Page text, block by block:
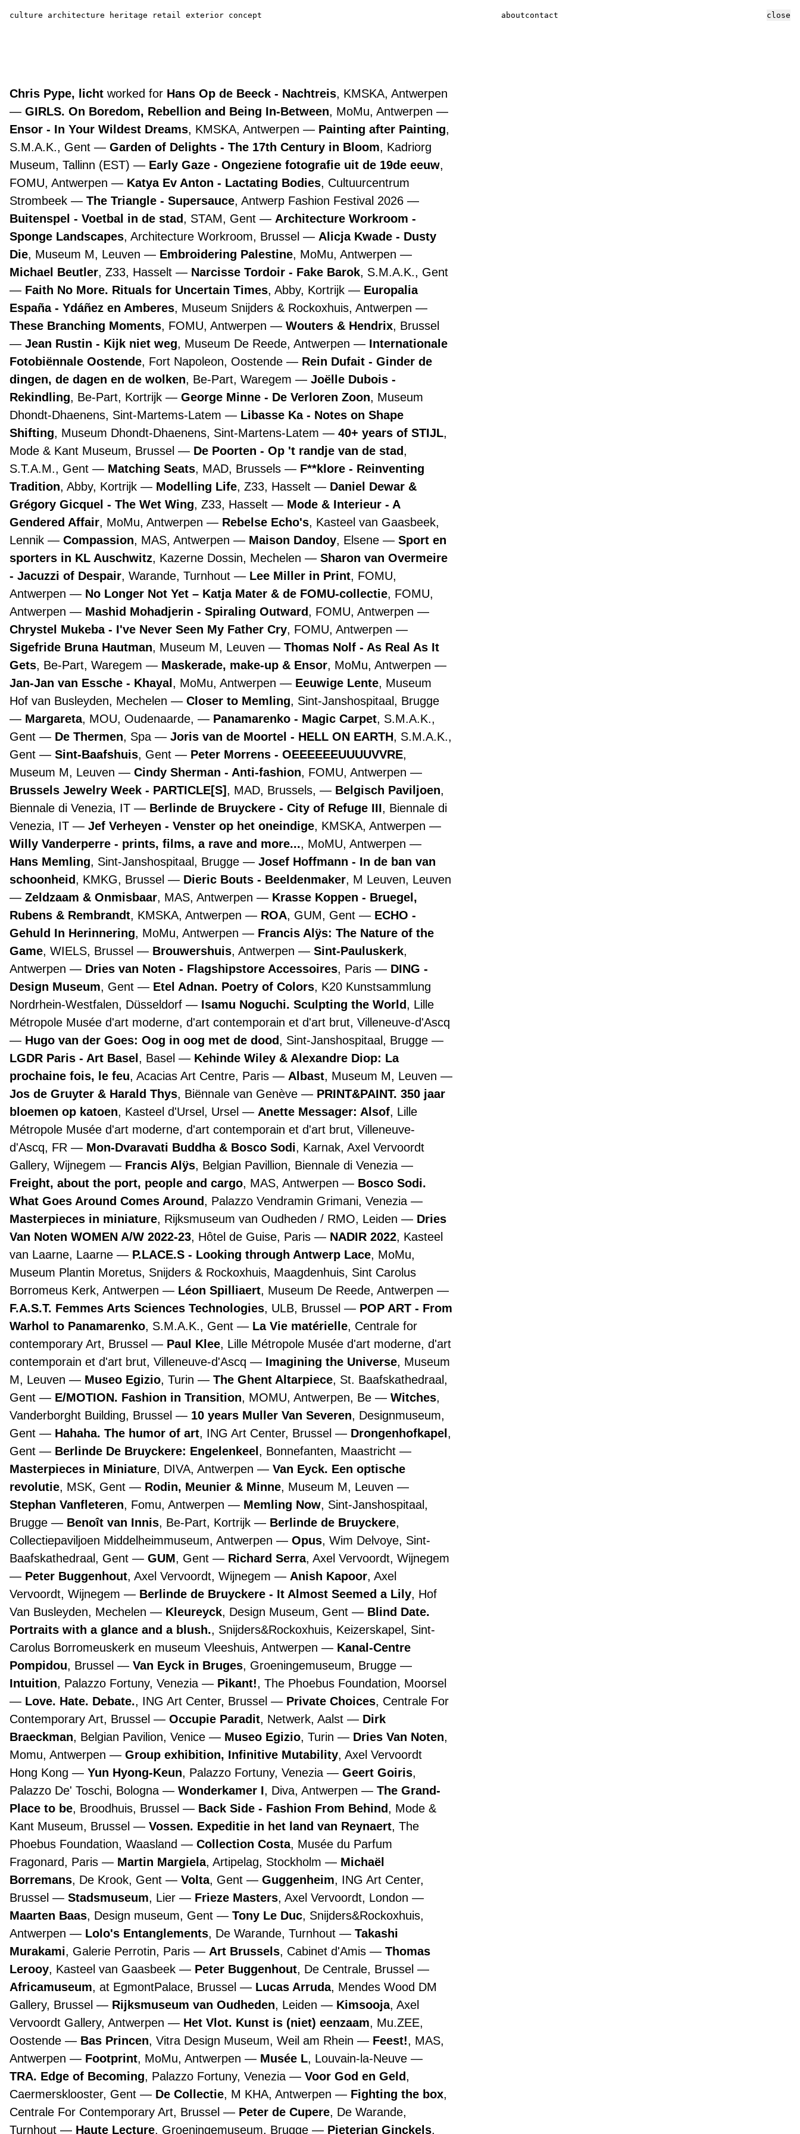
culture architecture heritage retail exterior concept aboutcontact
Chris Pype, licht worked for Hans Op de Beeck - Nachtreis, KMSKA, Antwerpen
GIRLS. On Boredom, Rebellion and Being In-Between, MoMu, Antwerpen
Ensor - In Your Wildest Dreams, KMSKA, Antwerpen Painting after Painting,
S.M.A.K., Gent
Garden of Delights - The 17th Century in Bloom, Kadriorg
Museum, Tallinn (EST)
Early Gaze - Ongeziene fotografie uit de 19de eeuw,
FOMU, Antwerpen
Katya Ev Anton - Lactating Bodies, Cultuurcentrum
Strombeek
The Triangle - Supersauce, Antwerp Fashion Festival 2026
Buitenspel - Voetbal in de stad, STAM, Gent
Architecture Workroom -
Sponge Landscapes, Architecture Workroom, Brussel
Alicja Kwade - Dusty
Die, Museum M, Leuven Embroidering Palestine, MoMu, Antwerpen
Michael Beutler, Z33, Hasselt Narcisse Tordoir - Fake Barok, S.M.A.K., Gent
Faith No More. Rituals for Uncertain Times, Abby, Kortrijk
Europalia
España - Ydáñez en Amberes, Museum Snijders & Rockoxhuis, Antwerpen
These Branching Moments, FOMU, Antwerpen Wouters & Hendrix, Brussel
Jean Rustin - Kijk niet weg, Museum De Reede, Antwerpen
Internationale
Fotobiënnale Oostende, Fort Napoleon, Oostende
Rein Dufait - Ginder de
dingen, de dagen en de wolken, Be-Part, Waregem
Joëlle Dubois -
Rekindling, Be-Part, Kortrijk George Minne - De Verloren Zoon, Museum
Dhondt-Dhaenens, Sint-Martems-Latem
Libasse Ka - Notes on Shape
Shifting, Museum Dhondt-Dhaenens, Sint-Martens-Latem 40+ years of STIJL,
Mode & Kant Museum, Brussel
De Poorten - Op 't randje van de stad,
S.T.A.M., Gent
Matching Seats, MAD, Brussels
F**klore - Reinventing
Tradition, Abby, Kortrijk Modelling Life, Z33, Hasselt
Daniel Dewar &
Grégory Gicquel - The Wet Wing, Z33, Hasselt
Mode & Interieur - A
Gendered Affair, MoMu, Antwerpen Rebelse Echo's, Kasteel van Gaasbeek,
Lennik
Compassion, MAS, Antwerpen Maison Dandoy, Elsene
Sport en
sporters in KL Auschwitz, Kazerne Dossin, Mechelen
Sharon van Overmeire
- Jacuzzi of Despair, Warande, Turnhout Lee Miller in Print, FOMU,
Antwerpen
No Longer Not Yet – Katja Mater & de FOMU-collectie, FOMU,
Antwerpen
Mashid Mohadjerin - Spiraling Outward, FOMU, Antwerpen
Chrystel Mukeba - I've Never Seen My Father Cry, FOMU, Antwerpen
Sigefride Bruna Hautman, Museum M, Leuven
Thomas Nolf - As Real As It
Gets, Be-Part, Waregem Maskerade, make-up & Ensor, MoMu, Antwerpen
Jan-Jan van Essche - Khayal , MoMu, Antwerpen Eeuwige Lente, Museum
Hof van Busleyden, Mechelen
Closer to Memling, Sint-Janshospitaal, Brugge
Margareta, MOU, Oudenaarde, Panamarenko - Magic Carpet, S.M.A.K.,
Gent
De Thermen, Spa Joris van de Moortel - HELL ON EARTH, S.M.A.K.,
Gent
Sint-Baafshuis, Gent Peter Morrens - OEEEEEEUUUUVVRE,
Museum M, Leuven
Cindy Sherman - Anti-fashion, FOMU, Antwerpen
Brussels Jewelry Week - PARTICLE[S] , MAD, Brussels, Belgisch Paviljoen,
Biennale di Venezia, IT
Berlinde de Bruyckere - City of Refuge III, Biennale di
Venezia, IT
Jef Verheyen - Venster op het oneindige, KMSKA, Antwerpen
Willy Vanderperre - prints, films, a rave and more..., MoMU, Antwerpen
Hans Memling, Sint-Janshospitaal, Brugge
Josef Hoffmann - In de ban van
schoonheid, KMKG, Brussel Dieric Bouts - Beeldenmaker, M Leuven, Leuven
Zeldzaam & Onmisbaar, MAS, Antwerpen
Krasse Koppen - Bruegel,
Rubens & Rembrandt, KMSKA, Antwerpen ROA, GUM, Gent
ECHO -
Gehuld In Herinnering, MoMu, Antwerpen
Francis Alÿs: The Nature of the
Game, WIELS, Brussel Brouwershuis, Antwerpen Sint-Pauluskerk,
Antwerpen
Dries van Noten - Flagshipstore Accessoires, Paris
DING -
Design Museum, Gent Etel Adnan. Poetry of Colors, K20 Kunstsammlung
Nordrhein-Westfalen, Düsseldorf
Isamu Noguchi. Sculpting the World, Lille
Métropole Musée d'art moderne, d'art contemporain et d'art brut, Villeneuve-d'Ascq
Hugo van der Goes: Oog in oog met de dood, Sint-Janshospitaal, Brugge
LGDR Paris - Art Basel , Basel
Kehinde Wiley & Alexandre Diop: La
prochaine fois, le feu, Acacias Art Centre, Paris Albast, Museum M, Leuven
Jos de Gruyter & Harald Thys, Biënnale van Genève
PRINT&PAINT. 350 jaar
bloemen op katoen, Kasteel d'Ursel, Ursel Anette Messager: Alsof, Lille
Métropole Musée d'art moderne, d'art contemporain et d'art brut, Villeneuve-
d'Ascq, FR
Mon-Dvaravati Buddha & Bosco Sodi, Karnak, Axel Vervoordt
Gallery, Wijnegem
Francis Alÿs, Belgian Pavillion, Biennale di Venezia
Freight, about the port, people and cargo, MAS, Antwerpen
Bosco Sodi.
What Goes Around Comes Around, Palazzo Vendramin Grimani, Venezia
Masterpieces in miniature, Rijksmuseum van Oudheden / RMO, Leiden
Dries
Van Noten WOMEN A/W 2022-23, Hôtel de Guise, Paris NADIR 2022, Kasteel
van Laarne, Laarne
P.LACE.S - Looking through Antwerp Lace, MoMu,
Museum Plantin Moretus, Snijders & Rockoxhuis, Maagdenhuis, Sint Carolus
Borromeus Kerk, Antwerpen
Léon Spilliaert, Museum De Reede, Antwerpen
F.A.S.T. Femmes Arts Sciences Technologies, ULB, Brussel
POP ART - From
Warhol to Panamarenko, S.M.A.K., Gent La Vie matérielle, Centrale for
contemporary Art, Brussel
Paul Klee, Lille Métropole Musée d'art moderne, d'art
contemporain et d'art brut, Villeneuve-d'Ascq
Imagining the Universe, Museum
M, Leuven
Museo Egizio, Turin The Ghent Altarpiece, St. Baafskathedraal,
Gent
E/MOTION. Fashion in Transition, MOMU, Antwerpen, Be Witches,
Vanderborght Building, Brussel
10 years Muller Van Severen, Designmuseum,
Gent
Hahaha. The humor of art, ING Art Center, Brussel Drongenhofkapel ,
Gent
Berlinde De Bruyckere: Engelenkeel , Bonnefanten, Maastricht
Masterpieces in Miniature, DIVA, Antwerpen
Van Eyck. Een optische
revolutie, MSK, Gent Rodin, Meunier & Minne, Museum M, Leuven
Stephan Vanfleteren, Fomu, Antwerpen Memling Now, Sint-Janshospitaal,
Brugge
Benoît van Innis, Be-Part, Kortrijk Berlinde de Bruyckere,
Collectiepaviljoen Middelheimmuseum, Antwerpen
Opus, Wim Delvoye, Sint-
Baafskathedraal, Gent
GUM, Gent Richard Serra, Axel Vervoordt, Wijnegem
Peter Buggenhout, Axel Vervoordt, Wijnegem Anish Kapoor, Axel
Vervoordt, Wijnegem
Berlinde de Bruyckere - It Almost Seemed a Lily, Hof
Van Busleyden, Mechelen
Kleureyck, Design Museum, Gent
Blind Date.
Portraits with a glance and a blush., Snijders&Rockoxhuis, Keizerskapel, Sint-
Carolus Borromeuskerk en museum Vleeshuis, Antwerpen
Kanal-Centre
Pompidou, Brussel Van Eyck in Bruges, Groeningemuseum, Brugge
Intuition, Palazzo Fortuny, Venezia Pikant!, The Phoebus Foundation, Moorsel
Love. Hate. Debate., ING Art Center, Brussel Private Choices, Centrale For
Contemporary Art, Brussel
Occupie Paradit, Netwerk, Aalst
Dirk
Braeckman, Belgian Pavilion, Venice Museo Egizio, Turin Dries Van Noten,
Momu, Antwerpen
Group exhibition, Infinitive Mutability, Axel Vervoordt
Hong Kong
Yun Hyong-Keun, Palazzo Fortuny, Venezia Geert Goiris,
Palazzo De' Toschi, Bologna
Wonderkamer I, Diva, Antwerpen
The Grand-
Place to be, Broodhuis, Brussel Back Side - Fashion From Behind, Mode &
Kant Museum, Brussel
Vossen. Expeditie in het land van Reynaert, The
Phoebus Foundation, Waasland
Collection Costa, Musée du Parfum
Fragonard, Paris
Martin Margiela, Artipelag, Stockholm
Michaël
Borremans, De Krook, Gent Volta, Gent Guggenheim, ING Art Center,
Brussel
Stadsmuseum, Lier Frieze Masters, Axel Vervoordt, London
Maarten Baas, Design museum, Gent Tony Le Duc, Snijders&Rockoxhuis,
Antwerpen
Lolo's Entanglements, De Warande, Turnhout
Takashi
Murakami, Galerie Perrotin, Paris Art Brussels, Cabinet d'Amis
Thomas
Lerooy, Kasteel van Gaasbeek Peter Buggenhout, De Centrale, Brussel
Africamuseum, at EgmontPalace, Brussel Lucas Arruda, Mendes Wood DM
Gallery, Brussel
Rijksmuseum van Oudheden, Leiden Kimsooja, Axel
Vervoordt Gallery, Antwerpen
Het Vlot. Kunst is (niet) eenzaam, Mu.ZEE,
Oostende
Bas Princen, Vitra Design Museum, Weil am Rhein Feest!, MAS,
Antwerpen
Footprint, MoMu, Antwerpen Musée L, Louvain-la-Neuve
TRA. Edge of Becoming, Palazzo Fortuny, Venezia Voor God en Geld,
Caermersklooster, Gent
De Collectie, M KHA, Antwerpen Fighting the box,
Centrale For Contemporary Art, Brussel
Peter de Cupere, De Warande,
Turnhout
Haute Lecture, Groeningemuseum, Brugge Pieterjan Ginckels,
close